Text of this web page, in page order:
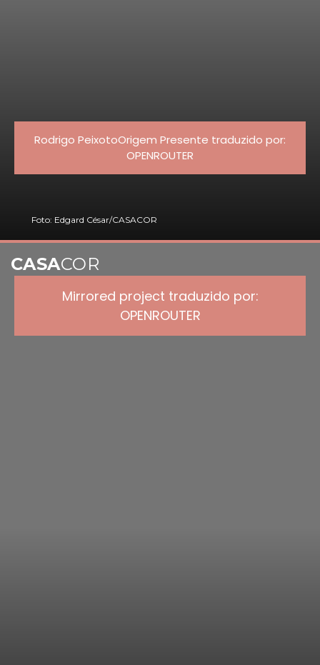
Rodrigo PeixotoOrigem Presente traduzido por:
OPENROUTER
Foto: Edgard César/CASACOR
Mirrored project traduzido por:
OPENROUTER
CASACOR